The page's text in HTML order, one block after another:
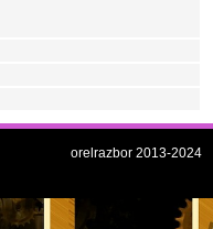
orelrazbor 2013-2024